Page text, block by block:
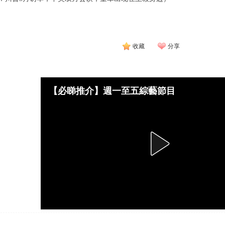
收藏 分享
【必睇推介】週一至五綜藝節目